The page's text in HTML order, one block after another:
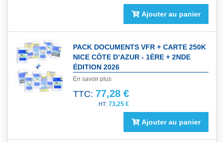
Ajouter au panier
PACK DOCUMENTS VFR + CARTE 250K
NICE CÔTE D’AZUR - 1ÈRE + 2NDE
ÉDITION 2026
En savoir plus
TTC: 77,28 €
73,25 €
Ajouter au panier